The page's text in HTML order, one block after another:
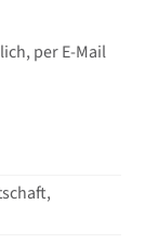
per E-Mail